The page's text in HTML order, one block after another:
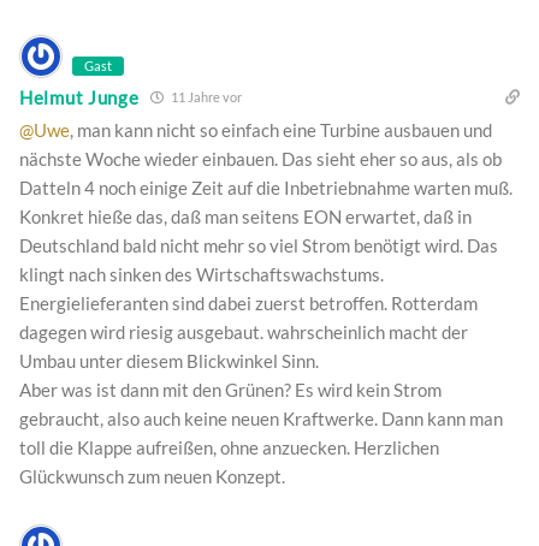
Gast
Helmut Junge 11 Jahre vor
@Uwe, man kann nicht so einfach eine Turbine ausbauen und
nächste Woche wieder einbauen. Das sieht eher so aus, als ob
Datteln 4 noch einige Zeit auf die Inbetriebnahme warten muß.
Konkret hieße das, daß man seitens EON erwartet, daß in
Deutschland bald nicht mehr so viel Strom benötigt wird. Das
klingt nach sinken des Wirtschaftswachstums.
Energielieferanten sind dabei zuerst betroffen. Rotterdam
dagegen wird riesig ausgebaut. wahrscheinlich macht der
Umbau unter diesem Blickwinkel Sinn.
Aber was ist dann mit den Grünen? Es wird kein Strom
gebraucht, also auch keine neuen Kraftwerke. Dann kann man
toll die Klappe aufreißen, ohne anzuecken. Herzlichen
Glückwunsch zum neuen Konzept.